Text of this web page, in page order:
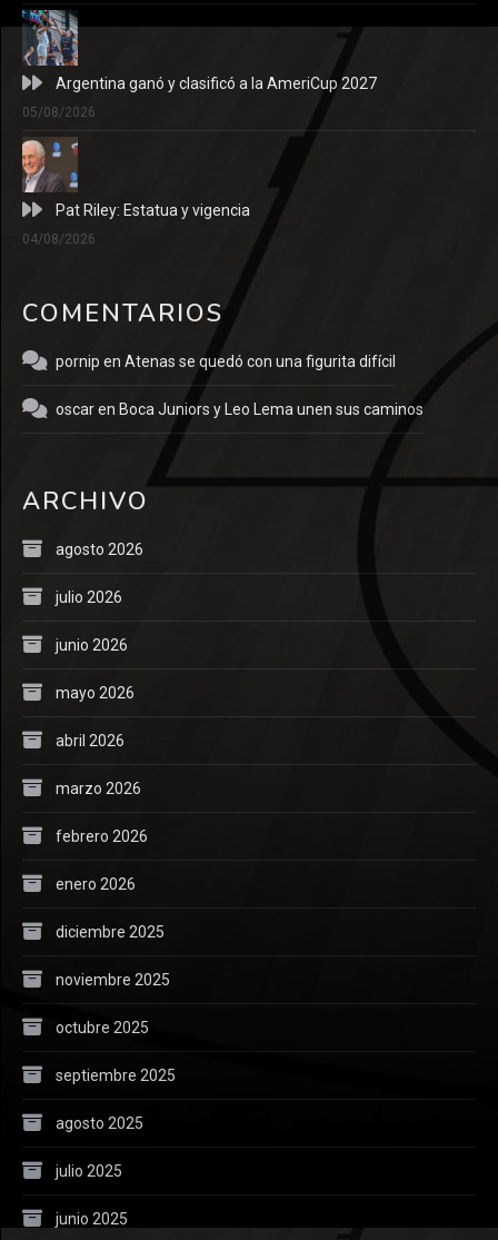
Argentina ganó y clasificó a la AmeriCup 2027
05/08/2026
Pat Riley: Estatua y vigencia
04/08/2026
COMENTARIOS
pornip en Atenas se quedó con una figurita difícil
oscaren Boca Juniors y Leo Lema unen sus caminos
ARCHIVO
agosto 2026
julio 2026
junio 2026
mayo 2026
abril 2026
marzo 2026
febrero 2026
enero 2026
diciembre 2025
noviembre 2025
octubre 2025
septiembre 2025
agosto 2025
julio 2025
junio 2025